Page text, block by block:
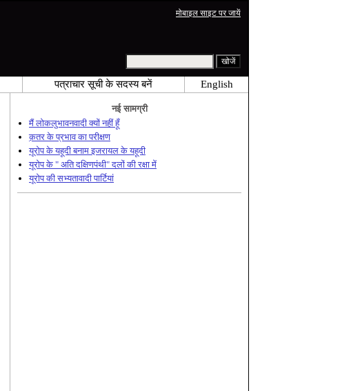
मोबाइल साइट पर जायें
पत्राचार सूची के सदस्य बनें English
नई सामग्री
मैं लोकलुभावनवादी क्यों नहीं हूँ
क़तर के प्रभाव का परीक्षण
यूरोप के यहूदी बनाम इजरायल के यहूदी
यूरोप के " अति दक्षिणपंथी" दलों की रक्षा में
यूरोप की सभ्यतावादी पार्टियां